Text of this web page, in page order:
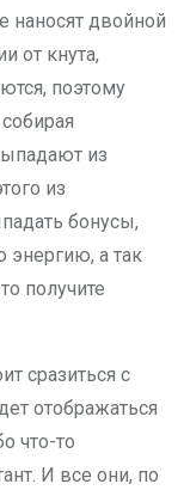
наносят двойной
от кнута,
поэтому
из
из
бонусы,
а так
получите
сразиться с
отображаться
что-то
И все они, по